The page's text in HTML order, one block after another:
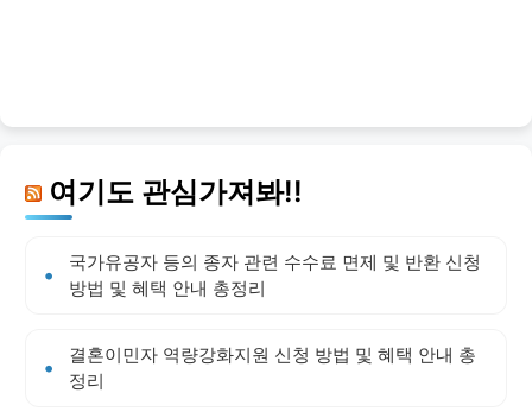
여기도 관심가져봐!!
국가유공자 등의 종자 관련 수수료 면제 및 반환 신청
방법 및 혜택 안내 총정리
결혼이민자 역량강화지원 신청 방법 및 혜택 안내 총
정리